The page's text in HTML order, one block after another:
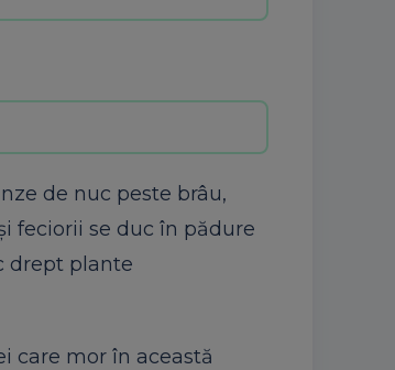
de nuc peste brâu,
feciorii se duc în pădure
drept plante
care mor în această